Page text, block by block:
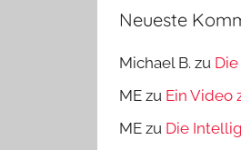
Neueste
Michael B. zu
ME zu Ein Video
ME zu Die